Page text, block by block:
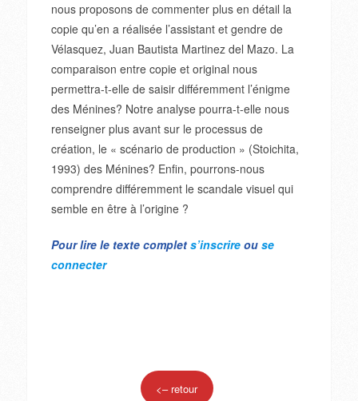
nous proposons de commenter plus en détail la
copie qu’en a réalisée l’assistant et gendre de
Vélasquez, Juan Bautista Martinez del Mazo. La
comparaison entre copie et original nous
permettra-t-elle de saisir différemment l’énigme
des Ménines? Notre analyse pourra-t-elle nous
renseigner plus avant sur le processus de
création, le « scénario de production » (Stoichita,
1993) des Ménines? Enfin, pourrons-nous
comprendre différemment le scandale visuel qui
semble en être à l’origine ?
Pour lire le texte complet s’inscrireou se
connecter
<– retour